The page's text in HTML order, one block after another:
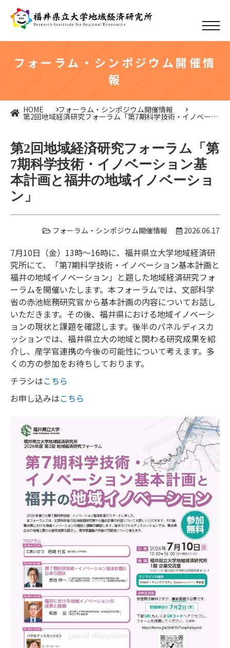
フォーラム・シンポジウム開催情
報
HOME フォーラム・シンポジウム開催情報
第2回地域経済研究フォーラム「第7期科学技術・イノベーシ
第2回地域経済研究フォーラム「第
7期科学技術・イノベーション基
本計画と福井の地域イノベーショ
ン」
フォーラム・シンポジウム開催情報 2026.06.17
7月10日（金）13時～16時に、福井県立大学地域経済研
究所にて、「第7期科学技術・イノベーション基本計画と
福井の地域イノベーション」と題した地域経済研究フォ
ーラムを開催いたします。本フォーラムでは、文部科学
省の赤池総務研究官から基本計画の内容についてお話し
いただきます。その後、福井県における地域イノベーシ
ョンの現状と課題を確認します。後半のパネルディスカ
ッションでは、福井県立大の地域と関わる研究成果を紹
介し、産学官連携の今後の可能性について考えます。多
くの方の参加をお待ちしております。
チラシはこちら
お申し込みはこちら